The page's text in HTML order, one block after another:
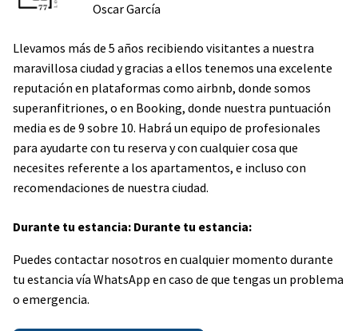
Oscar García
Llevamos más de 5 años recibiendo visitantes a nuestra
maravillosa ciudad y gracias a ellos tenemos una excelente
reputación en plataformas como airbnb, donde somos
superanfitriones, o en Booking, donde nuestra puntuación
media es de 9 sobre 10. Habrá un equipo de profesionales
para ayudarte con tu reserva y con cualquier cosa que
necesites referente a los apartamentos, e incluso con
recomendaciones de nuestra ciudad.
Durante tu estancia: Durante tu estancia:
Puedes contactar nosotros en cualquier momento durante
tu estancia vía WhatsApp en caso de que tengas un problema
o emergencia.